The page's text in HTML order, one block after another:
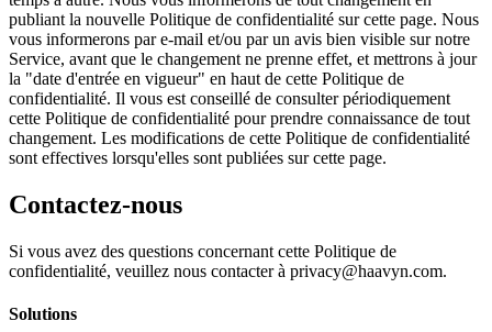
publiant la nouvelle Politique de confidentialité sur cette page. Nous
vous informerons par e-mail et/ou par un avis bien visible sur notre
Service, avant que le changement ne prenne effet, et mettrons à jour
la "date d'entrée en vigueur" en haut de cette Politique de
confidentialité. Il vous est conseillé de consulter périodiquement
cette Politique de confidentialité pour prendre connaissance de tout
changement. Les modifications de cette Politique de confidentialité
sont effectives lorsqu'elles sont publiées sur cette page.
Contactez-nous
Si vous avez des questions concernant cette Politique de
confidentialité, veuillez nous contacter à privacy@haavyn.com.
Solutions